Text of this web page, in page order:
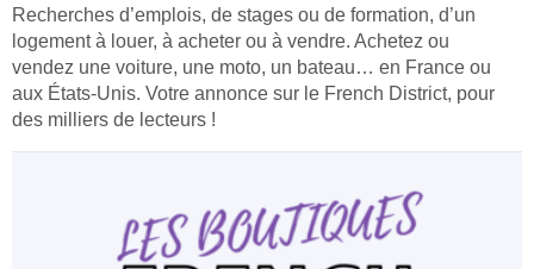
Recherches d’emplois, de stages ou de formation, d’un
logement à louer, à acheter ou à vendre. Achetez ou
vendez une voiture, une moto, un bateau… en France ou
aux États-Unis. Votre annonce sur le French District, pour
des milliers de lecteurs !